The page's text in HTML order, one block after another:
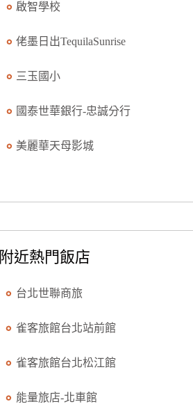
啟智學校
佬墨日出TequilaSunrise
三玉國小
國泰世華銀行-忠誠分行
美麗華天母影城
附近熱門飯店
台北世聯商旅
雀客旅館台北站前館
雀客旅館台北松江館
能量旅店-北車館